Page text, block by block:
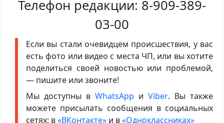
Телефон редакции: 8-909-389-
03-00
Если вы стали очевидцем происшествия, у вас
есть фото или видео с места ЧП, или вы хотите
поделиться своей новостью или проблемой,
— пишите или звоните!
Мы доступны в WhatsApp иViber. Вы также
можете присылать сообщения в социальных
сетях: в«ВКонтакте»и в«Одноклассниках»